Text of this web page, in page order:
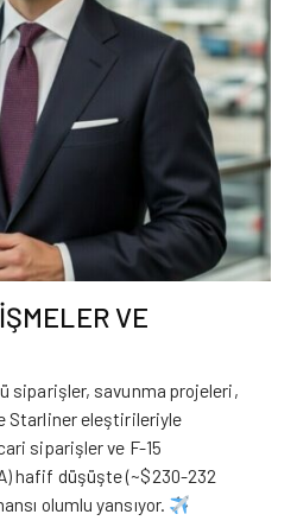
VE
siparişler, savunma projeleri,
Starliner eleştirileriyle
siparişler ve F-15
hafif düşüşte (~$230-232
olumlu yansıyor.